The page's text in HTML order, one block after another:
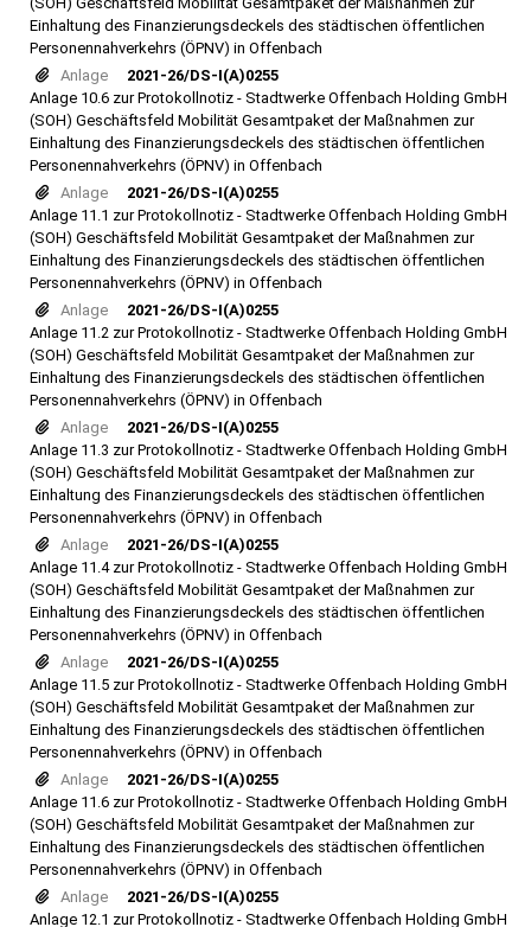
Einhaltung des Finanzierungsdeckels des städtischen öffentlichen
Personennahverkehrs (ÖPNV) in Offenbach
Anlage
2021-26/DS-I(A)0255
Anlage 10.6 zur Protokollnotiz - Stadtwerke Offenbach Holding GmbH
(SOH) Geschäftsfeld Mobilität Gesamtpaket der Maßnahmen zur
Einhaltung des Finanzierungsdeckels des städtischen öffentlichen
Personennahverkehrs (ÖPNV) in Offenbach
Anlage
2021-26/DS-I(A)0255
Anlage 11.1 zur Protokollnotiz - Stadtwerke Offenbach Holding GmbH
(SOH) Geschäftsfeld Mobilität Gesamtpaket der Maßnahmen zur
Einhaltung des Finanzierungsdeckels des städtischen öffentlichen
Personennahverkehrs (ÖPNV) in Offenbach
Anlage
2021-26/DS-I(A)0255
Anlage 11.2 zur Protokollnotiz - Stadtwerke Offenbach Holding GmbH
(SOH) Geschäftsfeld Mobilität Gesamtpaket der Maßnahmen zur
Einhaltung des Finanzierungsdeckels des städtischen öffentlichen
Personennahverkehrs (ÖPNV) in Offenbach
Anlage
2021-26/DS-I(A)0255
Anlage 11.3 zur Protokollnotiz - Stadtwerke Offenbach Holding GmbH
(SOH) Geschäftsfeld Mobilität Gesamtpaket der Maßnahmen zur
Einhaltung des Finanzierungsdeckels des städtischen öffentlichen
Personennahverkehrs (ÖPNV) in Offenbach
Anlage
2021-26/DS-I(A)0255
Anlage 11.4 zur Protokollnotiz - Stadtwerke Offenbach Holding GmbH
(SOH) Geschäftsfeld Mobilität Gesamtpaket der Maßnahmen zur
Einhaltung des Finanzierungsdeckels des städtischen öffentlichen
Personennahverkehrs (ÖPNV) in Offenbach
Anlage
2021-26/DS-I(A)0255
Anlage 11.5 zur Protokollnotiz - Stadtwerke Offenbach Holding GmbH
(SOH) Geschäftsfeld Mobilität Gesamtpaket der Maßnahmen zur
Einhaltung des Finanzierungsdeckels des städtischen öffentlichen
Personennahverkehrs (ÖPNV) in Offenbach
Anlage
2021-26/DS-I(A)0255
Anlage 11.6 zur Protokollnotiz - Stadtwerke Offenbach Holding GmbH
(SOH) Geschäftsfeld Mobilität Gesamtpaket der Maßnahmen zur
Einhaltung des Finanzierungsdeckels des städtischen öffentlichen
Personennahverkehrs (ÖPNV) in Offenbach
Anlage
2021-26/DS-I(A)0255
Anlage 12.1 zur Protokollnotiz - Stadtwerke Offenbach Holding GmbH